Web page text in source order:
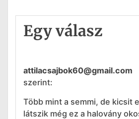
Egy válasz
attilacsajbok60@gmail.com
szerint:
Több mint a semmi, de kicsit
látszik még ez a halovány